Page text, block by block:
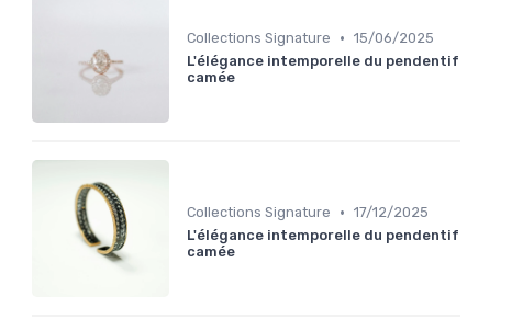
Collections Signature • 15/06/2025
L'élégance intemporelle du pendentif
camée
Collections Signature • 17/12/2025
L'élégance intemporelle du pendentif
camée